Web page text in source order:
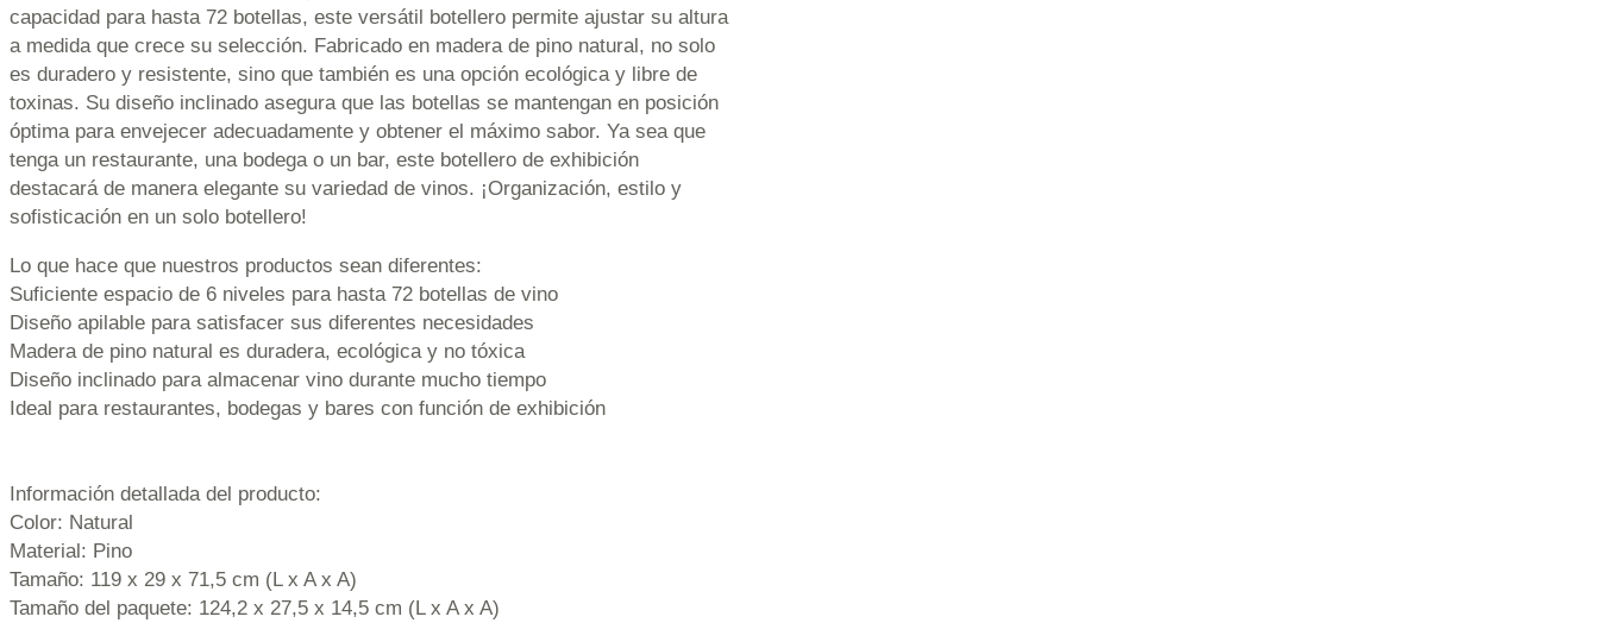
capacidad para hasta 72 botellas, este versátil botellero permite ajustar su altura
a medida que crece su selección. Fabricado en madera de pino natural, no solo
es duradero y resistente, sino que también es una opción ecológica y libre de
toxinas. Su diseño inclinado asegura que las botellas se mantengan en posición
óptima para envejecer adecuadamente y obtener el máximo sabor. Ya sea que
tenga un restaurante, una bodega o un bar, este botellero de exhibición
destacará de manera elegante su variedad de vinos. ¡Organización, estilo y
sofisticación en un solo botellero!
Lo que hace que nuestros productos sean diferentes:
Suficiente espacio de 6 niveles para hasta 72 botellas de vino
Diseño apilable para satisfacer sus diferentes necesidades
Madera de pino natural es duradera, ecológica y no tóxica
Diseño inclinado para almacenar vino durante mucho tiempo
Ideal para restaurantes, bodegas y bares con función de exhibición
Información detallada del producto:
Color: Natural
Material: Pino
Tamaño: 119 x 29 x 71,5 cm (L x A x A)
Tamaño del paquete: 124,2 x 27,5 x 14,5 cm (L x A x A)